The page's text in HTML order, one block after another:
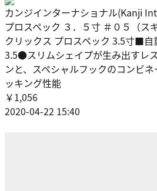
カンジインターナショナル(Kanji
プロスペック ３．５寸 ＃０５（ス
クリックス プロスペック 3.5寸■自
3.5●スリムシェイプが生み出すレ
ンと、スペシャルフックのコンビ
ッキング性能
￥1,056
2020-04-22 15:40